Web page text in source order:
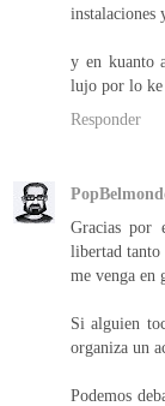
y en kuanto
lujo por lo ke
Responder
Gracias por
libertad
me venga en
Si alguien
organiza un
Podemos